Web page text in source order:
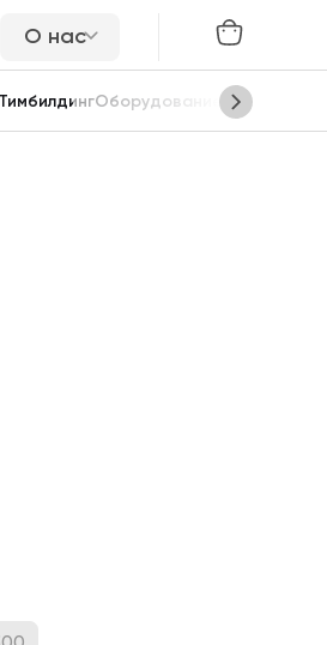
О нас
ТимбилдингОборудование Сцены